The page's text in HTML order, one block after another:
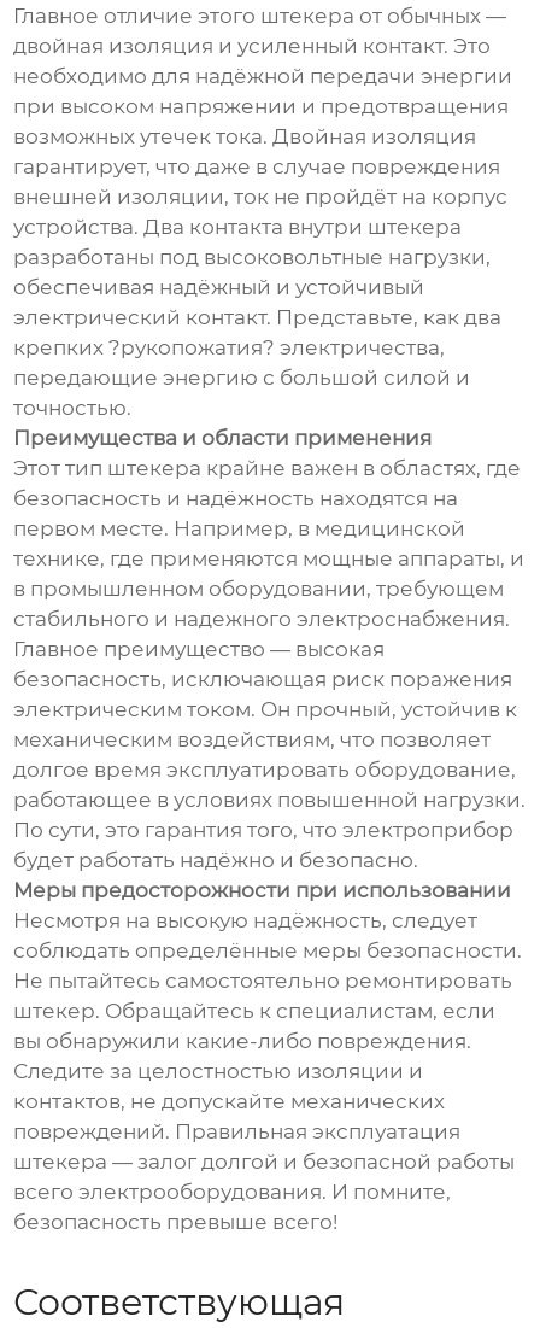
Главное отличие этого штекера от обычных —
двойная изоляция и усиленный контакт. Это
необходимо для надёжной передачи энергии
при высоком напряжении и предотвращения
возможных утечек тока. Двойная изоляция
гарантирует, что даже в случае повреждения
внешней изоляции, ток не пройдёт на корпус
устройства. Два контакта внутри штекера
разработаны под высоковольтные нагрузки,
обеспечивая надёжный и устойчивый
электрический контакт. Представьте, как два
крепких ?рукопожатия? электричества,
передающие энергию с большой силой и
точностью.
Преимущества и области применения
Этот тип штекера крайне важен в областях, где
безопасность и надёжность находятся на
первом месте. Например, в медицинской
технике, где применяются мощные аппараты, и
в промышленном оборудовании, требующем
стабильного и надежного электроснабжения.
Главное преимущество — высокая
безопасность, исключающая риск поражения
электрическим током. Он прочный, устойчив к
механическим воздействиям, что позволяет
долгое время эксплуатировать оборудование,
работающее в условиях повышенной нагрузки.
По сути, это гарантия того, что электроприбор
будет работать надёжно и безопасно.
Меры предосторожности при использовании
Несмотря на высокую надёжность, следует
соблюдать определённые меры безопасности.
Не пытайтесь самостоятельно ремонтировать
штекер. Обращайтесь к специалистам, если
вы обнаружили какие-либо повреждения.
Следите за целостностью изоляции и
контактов, не допускайте механических
повреждений. Правильная эксплуатация
штекера — залог долгой и безопасной работы
всего электрооборудования. И помните,
безопасность превыше всего!
Соответствующая